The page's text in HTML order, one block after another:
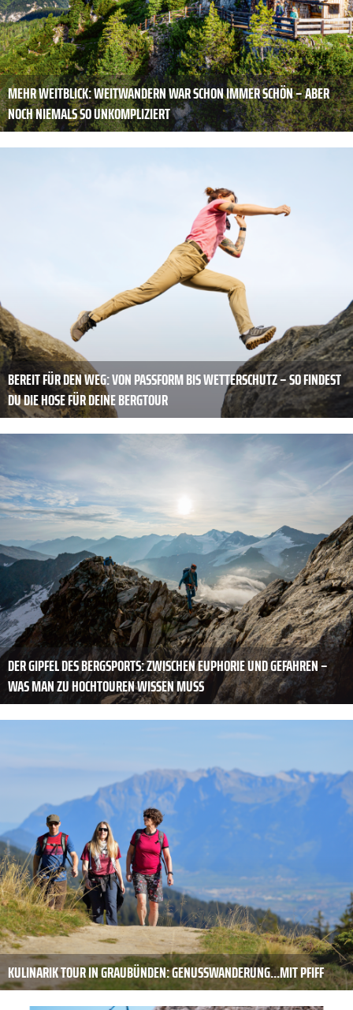
MEHR WEITBLICK: WEITWANDERN WAR SCHON IMMER SCHÖN – ABER
NOCH NIEMALS SO UNKOMPLIZIERT
BEREIT FÜR DEN WEG: VON PASSFORM BIS WETTERSCHUTZ – SO FINDEST
DU DIE HOSE FÜR DEINE BERGTOUR
DER GIPFEL DES BERGSPORTS: ZWISCHEN EUPHORIE UND GEFAHREN –
WAS MAN ZU HOCHTOUREN WISSEN MUSS
KULINARIK TOUR IN GRAUBÜNDEN: GENUSSWANDERUNG...MIT PFIFF